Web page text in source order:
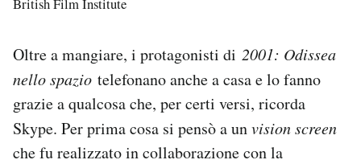
Oltre a mangiare, i protagonisti di 2001: Odissea
nello spazio telefonano anche a casa e lo fanno
grazie a qualcosa che, per certi versi, ricorda
Skype. Per prima cosa si pensò a unvision screen
che fu realizzato in collaborazione con la